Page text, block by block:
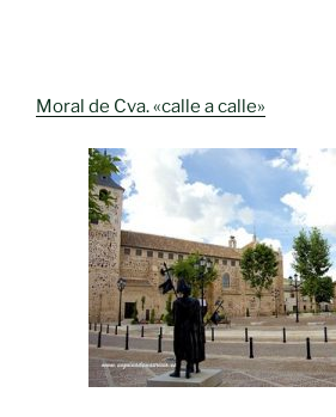
Moral de Cva. «calle a calle»